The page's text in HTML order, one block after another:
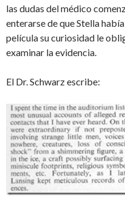
las dudas del médico
enterarse de que Stella
película su curiosidad le
examinar la evidencia.
El Dr. Schwarz escribe: